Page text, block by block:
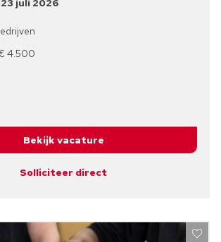
juli 2026
4.500
Solliciteer direct
Bekijk vacature